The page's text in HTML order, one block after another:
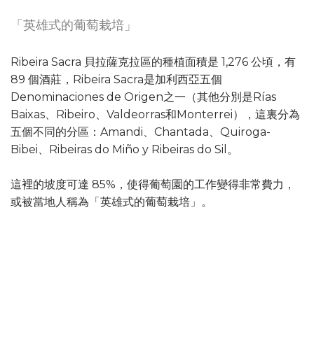
「英雄式的葡萄栽培」
Ribeira Sacra 貝拉薩克拉區的種植面積是 1,276 公頃，有
89 個酒莊，Ribeira Sacra是加利西亞五個
Denominaciones de Origen之一（其他分別是Rías
Baixas、Ribeiro、Valdeorras和Monterrei），這裏分為
五個不同的分區：Amandi、Chantada、Quiroga-
Bibei、Ribeiras do Miño y Ribeiras do Sil。
這裡的坡度可達 85%，使得葡萄園的工作變得非常費力，
或被當地人稱為「英雄式的葡萄栽培」。